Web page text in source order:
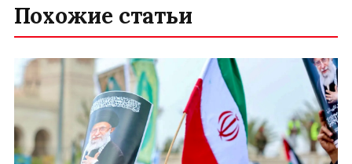
Похожие статьи